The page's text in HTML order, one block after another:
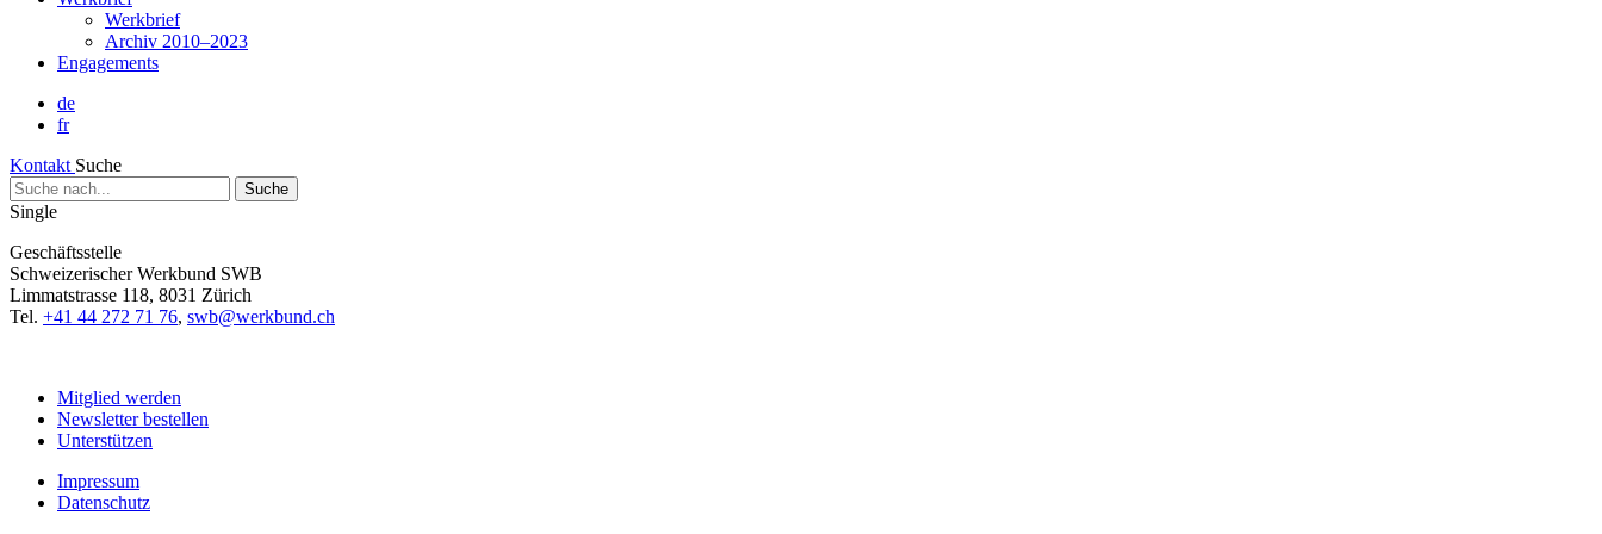
Werkbrief
Archiv 2010–2023
Engagements
de
fr
Kontakt Suche
Suche
nach...
Single
Geschäftsstelle
Schweizerischer Werkbund SWB
Limmatstrasse 118, 8031 Zürich
Tel. +41 44 272 71 76, swb@werkbund.ch
Mitglied werden
Newsletter bestellen
Unterstützen
Impressum
Datenschutz